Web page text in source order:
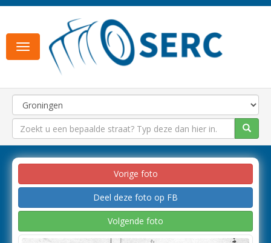
Toggle
navigation
Vorige foto
Deel deze foto op FB
Volgende foto